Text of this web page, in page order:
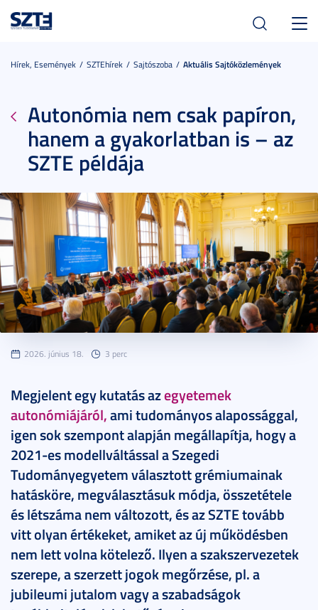
Hírek, Események SZTEhírek Sajtószoba Aktuális Sajtóközlemények
Autonómia nem csak papíron,
hanem a gyakorlatban is – az
SZTE példája
2026. június 18. 3 perc
Megjelent egy kutatás azegyetemek
autonómiájáról,ami tudományos alapossággal,
igen sok szempont alapján megállapítja, hogy a
2021-es modellváltással a Szegedi
Tudományegyetem választott grémiumainak
hatásköre, megválasztásuk módja, összetétele
és létszáma nem változott, és az SZTE tovább
vitt olyan értékeket, amiket az új működésben
nem lett volna kötelező. Ilyen a szakszervezetek
szerepe, a szerzett jogok megőrzése, pl. a
jubileumi jutalom vagy a szabadságok